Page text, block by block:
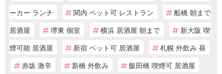
ーカー ランチ
関内 ペット可 レストラン
船橋 朝まで
居酒屋
堺東 個室 横浜 居酒屋 朝まで
新大阪 喫
煙可能 居酒屋
新宿 ペット可 居酒屋
札幌 外飲み 昼
赤坂 激辛
新橋 外飲み
飯田橋 喫煙可 居酒屋